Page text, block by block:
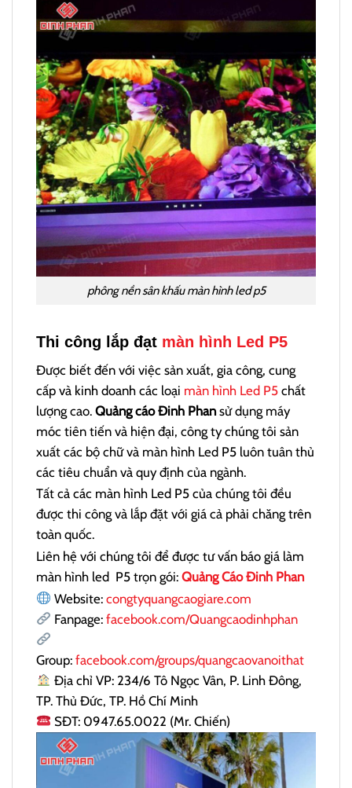
phông nền sân khấu màn hình led p5
Thi công lắp đạt màn hình Led P5
Được biết đến với việc sản xuất, gia công, cung
cấp và kinh doanh các loại màn hình Led P5 chất
lượng cao. Quảng cáo Đinh Phansử dụng máy
móc tiên tiến và hiện đại, công ty chúng tôi sản
xuất các bộ chữ và màn hình Led P5 luôn tuân thủ
các tiêu chuẩn và quy định của ngành.
Tất cả các màn hình Led P5 của chúng tôi đều
được thi công và lắp đặt với giá cả phải chăng trên
toàn quốc.
Liên hệ với chúng tôi để được tư vấn báo giá làm
màn hình led P5 trọn gói: Quảng Cáo Đinh Phan
Website: congtyquangcaogiare.com
Fanpage:facebook.com/Quangcaodinhphan
Group: facebook.com/groups/quangcaovanoithat
Địa chỉ VP: 234/6 Tô Ngọc Vân, P. Linh Đông,
TP. Thủ Đức, TP. Hồ Chí Minh
SĐT: 0947.65.0022 (Mr. Chiến)